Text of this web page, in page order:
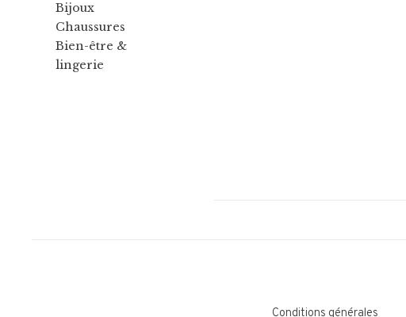
Bijoux
Chaussures
Bien-être &
lingerie
Conditions générales